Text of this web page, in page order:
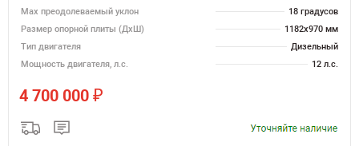
Max преодолеваемый уклон
18 градусов
Размер опорной плиты (ДхШ)
1182х970 мм
Тип двигателя
Дизельный
Мощность двигателя, л.с.
12 л.с.
4 700 000 ₽